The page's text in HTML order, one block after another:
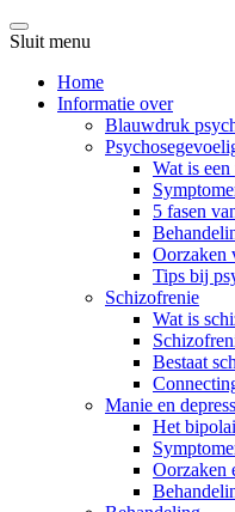
Sluit menu
Home
Informatie over
Blauwdruk
Wat is een
5 fasen
Oorzaken
Tips bij
Schizofrenie
Wat is
Bestaat
Manie en
Het
Oorzaken